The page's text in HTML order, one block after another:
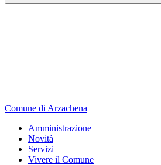
Comune di Arzachena
Amministrazione
Novità
Servizi
Vivere il Comune